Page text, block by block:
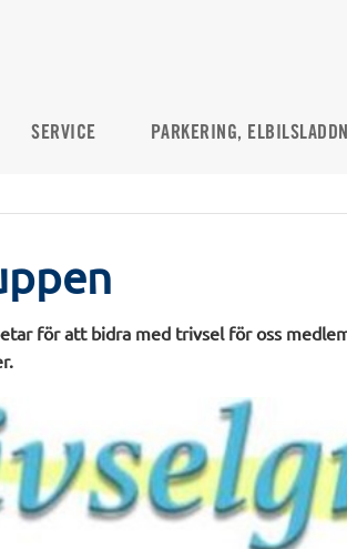
SERVICE PARKERING,
för att bidra med trivsel för oss